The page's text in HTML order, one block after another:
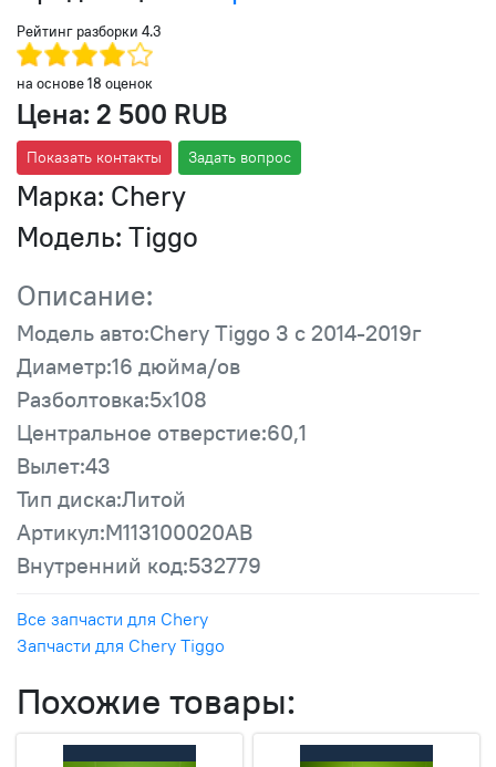
Рейтинг разборки 4.3
на основе18 оценок
Цена: 2 500 RUB
Показать контакты Задать вопрос
Марка: Chery
Модель: Tiggo
Описание:
Модель авто:Chery Tiggo 3 с 2014-2019г
Диаметр:16 дюйма/ов
Разболтовка:5x108
Центральное отверстие:60,1
Вылет:43
Тип диска:Литой
Артикул:M113100020AB
Внутренний код:532779
Все запчасти для Chery
Запчасти для Chery Tiggo
Похожие товары: